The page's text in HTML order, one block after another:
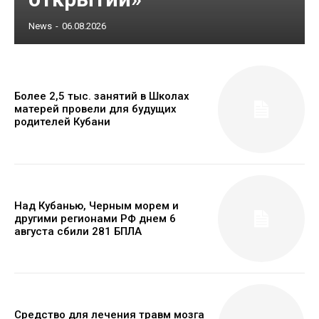
News - 06.08.2026
Более 2,5 тыс. занятий в Школах
матерей провели для будущих
родителей Кубани
Над Кубанью, Черным морем и
другими регионами РФ днем 6
августа сбили 281 БПЛА
Средство для лечения травм мозга